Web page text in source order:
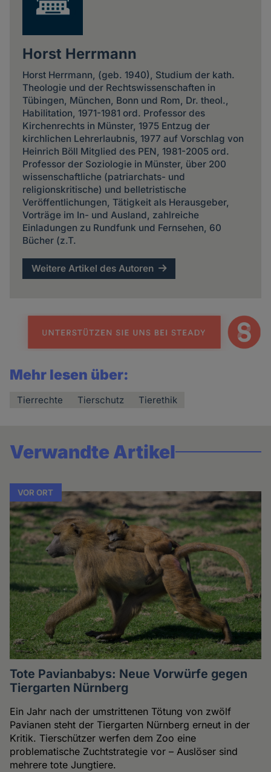
Horst Herrmann
Horst Herrmann, (geb. 1940), Studium der kath.
Theologie und der Rechtswissenschaften in
Tübingen, München, Bonn und Rom, Dr. theol.,
Habilitation, 1971-1981 ord. Professor des
Kirchenrechts in Münster, 1975 Entzug der
kirchlichen Lehrerlaubnis, 1977 auf Vorschlag von
Heinrich Böll Mitglied des PEN, 1981-2005 ord.
Professor der Soziologie in Münster, über 200
wissenschaftliche (patriarchats- und
religionskritische) und belletristische
Veröffentlichungen, Tätigkeit als Herausgeber,
Vorträge im In- und Ausland, zahlreiche
Einladungen zu Rundfunk und Fernsehen, 60
Bücher (z.T.
Weitere Artikel des Autoren
Mehr lesen über:
Tierrechte Tierschutz Tierethik
Verwandte Artikel
VOR ORT
Tote Pavianbabys: Neue Vorwürfe gegen
Tiergarten Nürnberg
Ein Jahr nach der umstrittenen Tötung von zwölf
Pavianen steht der Tiergarten Nürnberg erneut in der
Kritik. Tierschützer werfen dem Zoo eine
problematische Zuchtstrategie vor – Auslöser sind
mehrere tote Jungtiere.